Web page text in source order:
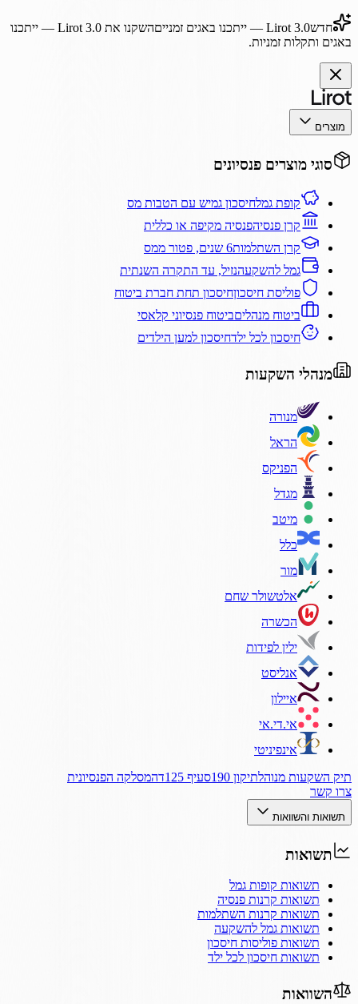
חדשLirot 3.0 — ייתכנו באגים זמנייםהשקנו את Lirot 3.0 — ייתכנו
באגים ותקלות זמניות.
מוצרים
סוגי מוצרים פנסיונים
קופת גמלחיסכון גמיש עם הטבות מס
קרן פנסיהפנסיה מקיפה או כללית
קרן השתלמות6 שנים, פטור ממס
גמל להשקעהנזיל, עד התקרה השנתית
פוליסת חיסכוןחיסכון תחת חברת ביטוח
ביטוח מנהליםביטוח פנסיוני קלאסי
חיסכון לכל ילדחיסכון למען הילדים
מנהלי השקעות
מנורה
הראל
הפניקס
מגדל
מיטב
כלל
מור
אלטשולר שחם
הכשרה
ילין לפידות
אנליסט
איילון
אי.די.אי
אינפיניטי
תיק השקעות מנוהלתיקון 190 סעיף 125ד
המסלקה הפנסיונית
צרו קשר
תשואות והשוואות
תשואות
תשואות קופות גמל
תשואות קרנות פנסיה
תשואות קרנות השתלמות
תשואות גמל להשקעה
תשואות פוליסות חיסכון
תשואות חיסכון לכל ילד
השוואות